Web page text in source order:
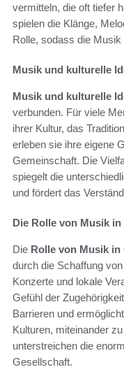
vermitteln, die oft tiefer
spielen die Klänge,
Rolle, sodass die
Musik und kulturelle
Musik und kulturelle
verbunden. Für viele
ihrer Kultur, das
erleben sie ihre eigene
Gemeinschaft. Die
spiegelt die
und fördert das
Die Rolle von Musik
Die Rolle von Musik in
durch die Schaffung
Konzerte und lokale
Gefühl der
Barrieren und
Kulturen, miteinander
unterstreichen die
Gesellschaft.